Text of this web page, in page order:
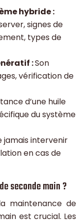
hybride :
signes de
types de
:Son
vérification de
d’une huile
du système
jamais intervenir
en cas de
seconde main ?
maintenance de
est crucial. Les